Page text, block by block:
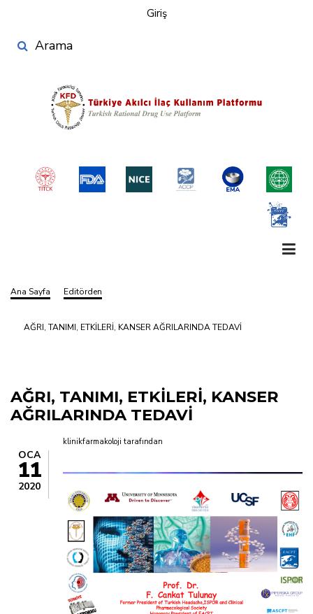
atlamenu
Giriş
Search
Sayfa
Ana Sayfa Editörden
AĞRI, TANIMI, ETKİLERİ, KANSER AĞRILARINDA TEDAVİ
AĞRI, TANIMI, ETKİLERİ, KANSER
AĞRILARINDA TEDAVİ
OCA
11
2020
klinikfarmakoloji tarafından